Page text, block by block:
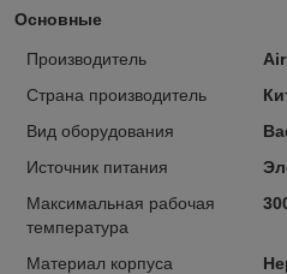
Основные
Производитель
Страна производитель
Вид оборудования
Источник питания
Максимальная рабочая
температура
Материал корпуса